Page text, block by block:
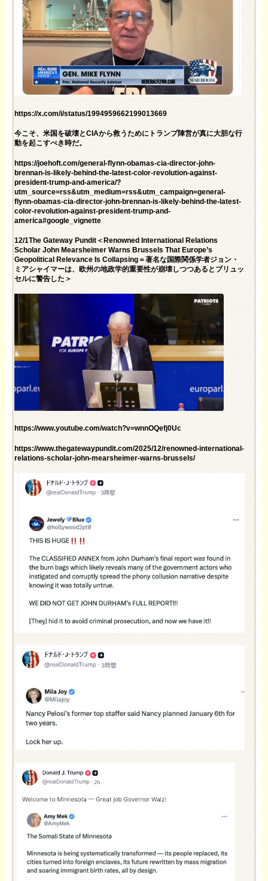
https://x.com/i/status/1994959662199013669
今こそ、米国を破壊とCIAから救うためにトランプ陣営が真に大胆な行
動を起こすべき時だ。
https://joehoft.com/general-flynn-obamas-cia-director-john-
brennan-is-likely-behind-the-latest-color-revolution-against-
president-trump-and-america/?
utm_source=rss&utm_medium=rss&utm_campaign=general-
flynn-obamas-cia-director-john-brennan-is-likely-behind-the-latest-
color-revolution-against-president-trump-and-
america#google_vignette
12/1The Gateway Pundit＜Renowned International Relations
Scholar John Mearsheimer Warns Brussels That Europe’s
Geopolitical Relevance Is Collapsing＝著名な国際関係学者ジョン・
ミアシャイマーは、欧州の地政学的重要性が崩壊しつつあるとブリュッ
セルに警告した＞
https://www.youtube.com/watch?v=wnnOQefj0Uc
https://www.thegatewaypundit.com/2025/12/renowned-international-
relations-scholar-john-mearsheimer-warns-brussels/